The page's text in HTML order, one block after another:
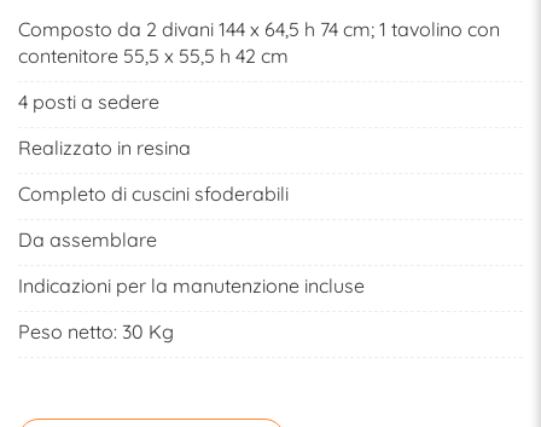
Composto da 2 divani 144 x 64,5 h 74 cm; 1 tavolino con
contenitore 55,5 x 55,5 h 42 cm
4 posti a sedere
Realizzato in resina
Completo di cuscini sfoderabili
Da assemblare
Indicazioni per la manutenzione incluse
Peso netto: 30 Kg